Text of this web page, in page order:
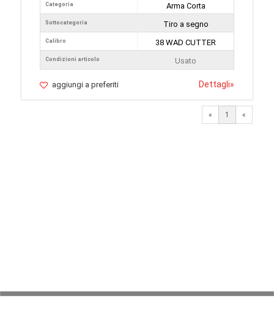
Categoria
Sottocategoria
Calibro
Condizioni articolo
Arma Corta
Tiro a segno
38 WAD CUTTER
Usato
aggiungi a preferiti Dettagli»
« 1 «